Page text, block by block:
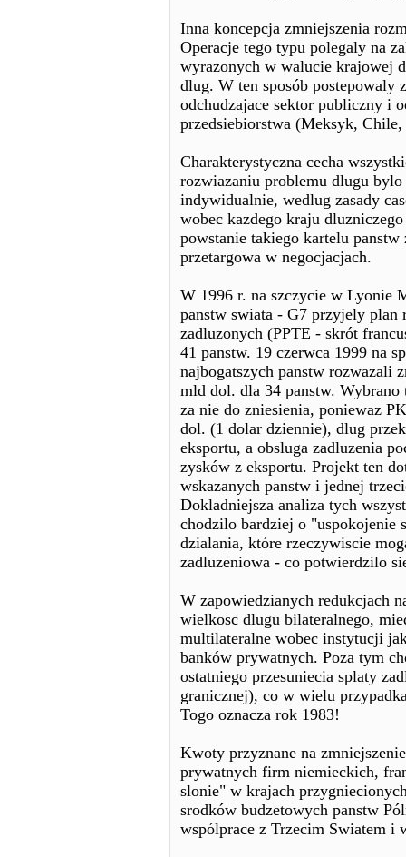
Inna koncepcja zmniejszenia
Operacje tego typu polegaly na
wyrazonych w walucie krajowej
dlug. W ten sposób
odchudzajace sektor publiczny i
przedsiebiorstwa (Meksyk,
Charakterystyczna cecha
rozwiazaniu problemu dlugu
indywidualnie, wedlug zasady
wobec kazdego kraju
powstanie takiego kartelu
przetargowa w negocjacjach.
W 1996 r. na szczycie w Lyonie
panstw swiata - G7 przyjely
zadluzonych (PPTE - skrót
41 panstw. 19 czerwca 1999 na
najbogatszych panstw rozwazali
mld dol. dla 34 panstw.
za nie do zniesienia, poniewaz
dol. (1 dolar dziennie), dlug
eksportu, a obsluga zadluzenia
zysków z eksportu. Projekt ten
wskazanych panstw i jednej
Dokladniejsza analiza tych
chodzilo bardziej o "uspokojenie
dzialania, które rzeczywiscie
zadluzeniowa - co potwierdzilo
W zapowiedzianych redukcjach
wielkosc dlugu bilateralnego,
multilateralne wobec instytucji
banków prywatnych. Poza tym
ostatniego przesuniecia splaty
granicznej), co w wielu
Togo oznacza rok 1983!
Kwoty przyznane na
prywatnych firm niemieckich,
slonie" w krajach
srodków budzetowych panstw
wspólprace z Trzecim Swiatem i